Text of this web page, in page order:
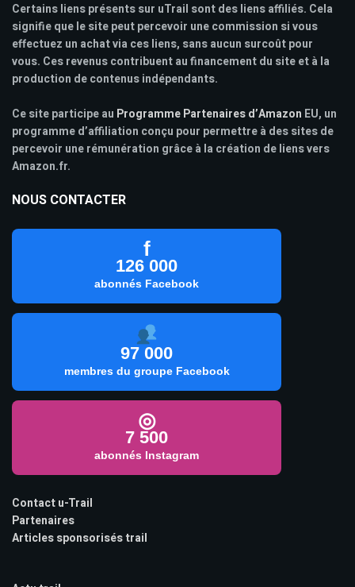
Certains liens présents sur uTrail sont des liens affiliés. Cela
signifie que le site peut percevoir une commission si vous
effectuez un achat via ces liens, sans aucun surcoût pour
vous. Ces revenus contribuent au financement du site et à la
production de contenus indépendants.
Ce site participe au Programme Partenaires d’Amazon EU, un
programme d’affiliation conçu pour permettre à des sites de
percevoir une rémunération grâce à la création de liens vers
Amazon.fr.
NOUS CONTACTER
f
126 000
abonnés Facebook
97 000
membres du groupe Facebook
◎
7 500
abonnés Instagram
Contact u-Trail
Partenaires
Articles sponsorisés trail